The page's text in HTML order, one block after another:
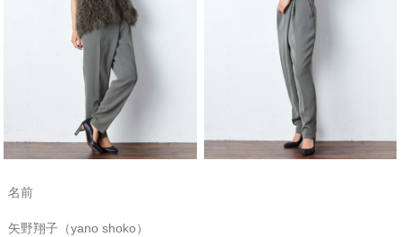
名前
矢野翔子（yano shoko）